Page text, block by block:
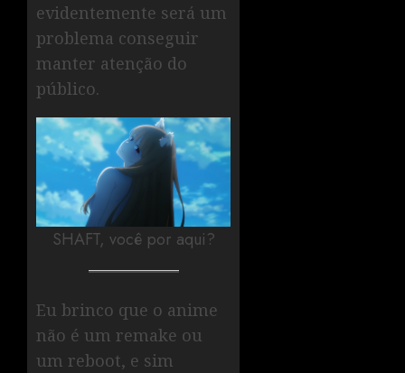
evidentemente será um
problema conseguir
manter atenção do
público.
SHAFT, você por aqui?
Eu brinco que o anime
não é um remake ou
um reboot, e sim